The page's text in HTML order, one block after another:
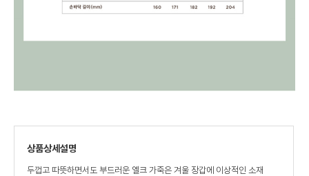
상품상세설명
두껍고 따뜻하면서도 부드러운 엘크 가죽은 겨울 장갑에 이상적인 소재